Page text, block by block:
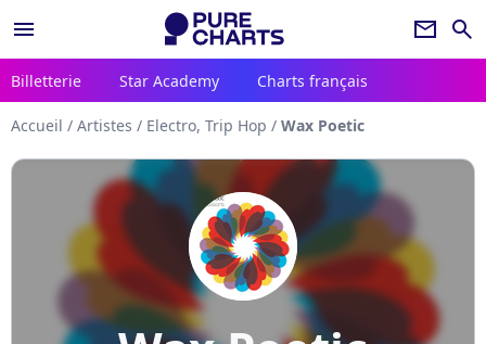
menu newsletter search
Billetterie Star Academy Charts français
Accueil / Artistes / Electro, Trip Hop / Wax Poetic